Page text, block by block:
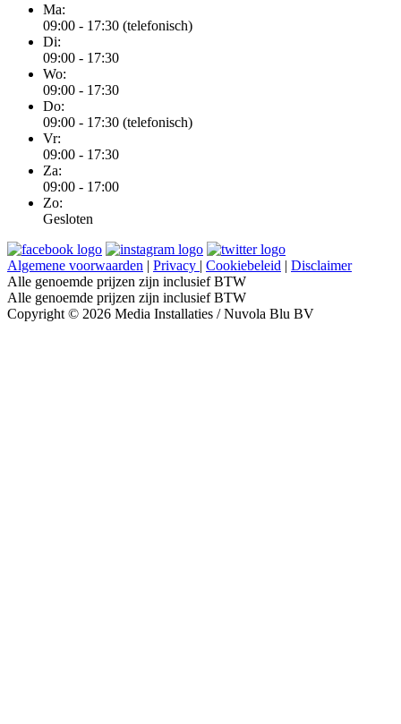
Ma:
09:00 - 17:30 (telefonisch)
Di:
09:00 - 17:30
Wo:
09:00 - 17:30
Do:
09:00 - 17:30 (telefonisch)
Vr:
09:00 - 17:30
Za:
09:00 - 17:00
Zo:
Gesloten
Algemene voorwaarden | Privacy | Cookiebeleid | Disclaimer
Alle genoemde prijzen zijn inclusief BTW
Alle genoemde prijzen zijn inclusief BTW
Copyright © 2026 Media Installaties / Nuvola Blu BV